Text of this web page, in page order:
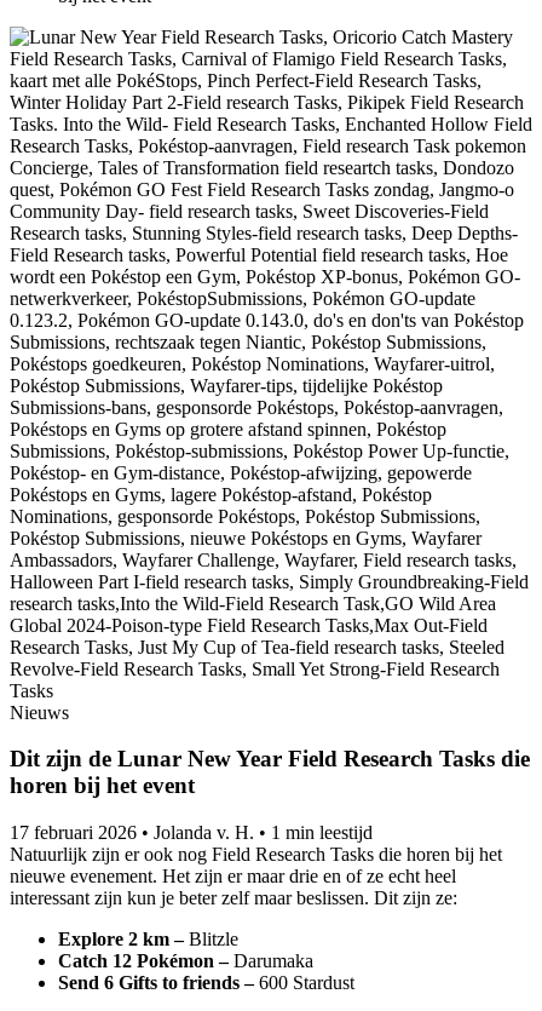
Nieuws
Dit zijn de Lunar New Year Field Research Tasks die
horen bij het event
17 februari 2026 • Jolanda v. H. • 1 min leestijd
Natuurlijk zijn er ook nog Field Research Tasks die horen bij het
nieuwe evenement. Het zijn er maar drie en of ze echt heel
interessant zijn kun je beter zelf maar beslissen. Dit zijn ze:
Explore 2 km –Blitzle
Catch 12 Pokémon –Darumaka
Send 6 Gifts to friends –600 Stardust